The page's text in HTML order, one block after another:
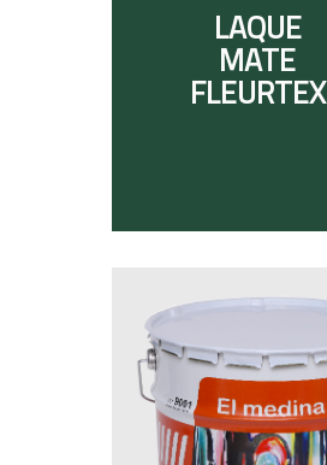
LAQUE
MATE
FLEURTEX